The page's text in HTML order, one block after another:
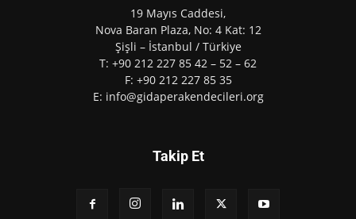
19 Mayıs Caddesi,
Nova Baran Plaza, No: 4 Kat: 12
Şişli – İstanbul / Türkiye
T: +90 212 227 85 42 – 52 – 62
F: +90 212 227 85 35
E: info@gidaperakendecileri.org
Takip Et